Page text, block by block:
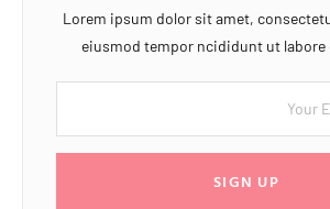
Lorem ipsum dolor sit amet,
eiusmod tempor ncididunt ut labore
SIGN UP